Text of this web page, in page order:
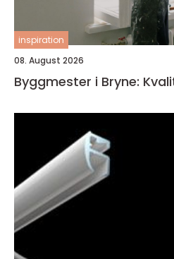
inspiration
08. August 2026
Byggmester i Bryne: